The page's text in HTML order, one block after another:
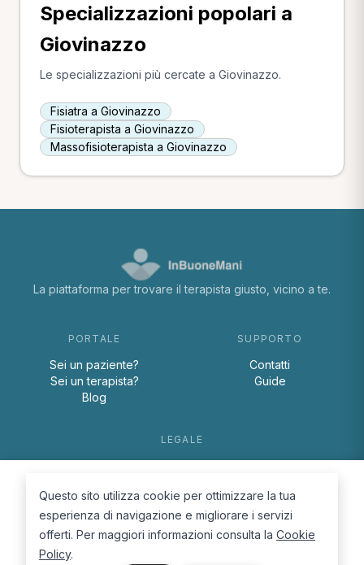
Specializzazioni popolari a
Giovinazzo
Le specializzazioni più cercate a Giovinazzo.
Fisiatra a Giovinazzo
Fisioterapista a Giovinazzo
Massofisioterapista a Giovinazzo
La piattaforma per trovare il terapista giusto, vicino a te.
PORTALE
Sei un paziente?
Sei un terapista?
Blog
SUPPORTO
Contatti
Guide
LEGALE
Cookie Policy
Questo sito utilizza cookie per ottimizzare la tua
esperienza di navigazione e migliorare i servizi
offerti. Per maggiori informazioni consulta la Cookie
Policy.